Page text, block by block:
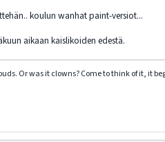
koulun wanhat paint-versiot...
aikaan kaislikoiden edestä.
Or was it clowns? Come to think of it, it